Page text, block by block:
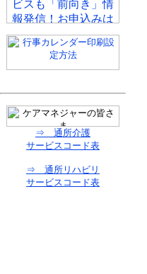
⇒ 通所介護
サービスコード表
⇒ 通所リハビリ
サービスコード表